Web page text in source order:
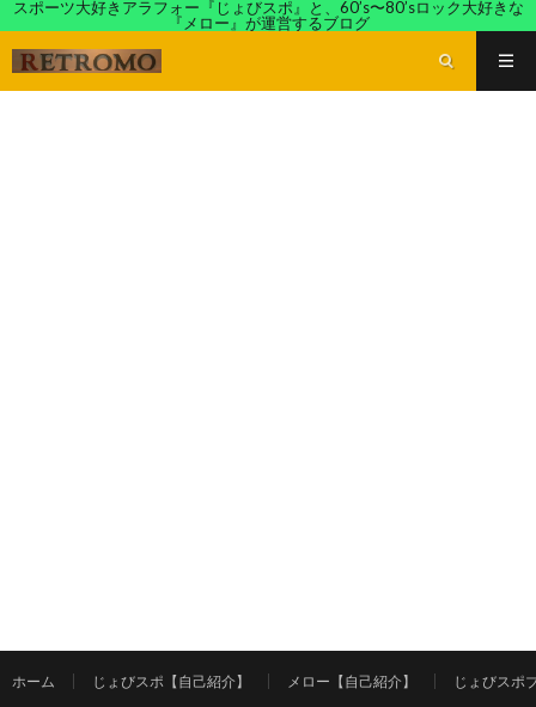
スポーツ大好きアラフォー『じょびスポ』と、60’s〜80’sロック大好きな
『メロー』が運営するブログ
ホーム じょびスポ【自己紹介】 メロー【自己紹介】 じょびスポ